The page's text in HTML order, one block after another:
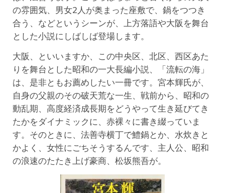
の雰囲気、男女2人が奥まった座敷で、鍋をつつき
合う、などというシーンが、上方落語や大阪を舞台
とした小説にしばしば登場します。
大阪、といいますか、この中央区、北区、西区あた
りを舞台とした昭和の一大長編小説、「流転の海」
は、是非ともお薦めしたい一冊です。宮本輝氏が、
自身の父親のその破天荒な一生、戦前から、昭和の
動乱期、高度経済成長期をどうやって生き延びてき
たかをダイナミックに、赤裸々に書き綴っていま
す。そのときに、法善寺横丁で鱧鍋とか、水炊きと
かよく、女性にごちそうするんです、主人公、昭和
の浪速のたたき上げ豪商、松坂熊吾が。